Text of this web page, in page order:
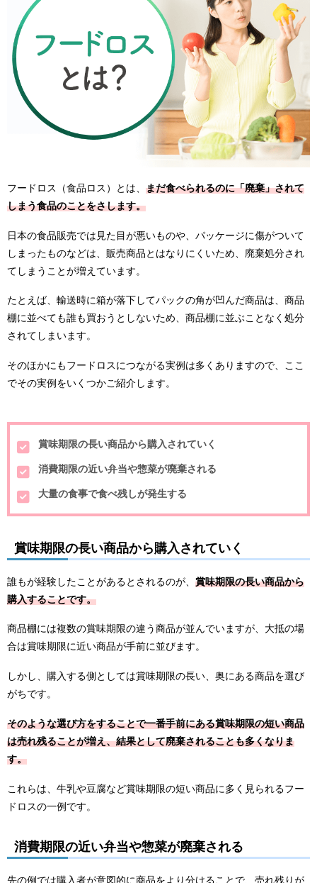
フードロス（食品ロス）とは、 まだ食べられるのに「廃棄」されて
しまう食品のことをさします。
日本の食品販売では見た目が悪いものや、パッケージに傷がついて
しまったものなどは、販売商品とはなりにくいため、廃棄処分され
てしまうことが増えています。
たとえば、輸送時に箱が落下してパックの角が凹んだ商品は、商品
棚に並べても誰も買おうとしないため、商品棚に並ぶことなく処分
されてしまいます。
そのほかにもフードロスにつながる実例は多くありますので、ここ
でその実例をいくつかご紹介します。
賞味期限の長い商品から購入されていく
消費期限の近い弁当や惣菜が廃棄される
大量の食事で食べ残しが発生する
賞味期限の長い商品から購入されていく
誰もが経験したことがあるとされるのが、 賞味期限の長い商品から
購入することです。
商品棚には複数の賞味期限の違う商品が並んでいますが、大抵の場
合は賞味期限に近い商品が手前に並びます。
しかし、購入する側としては賞味期限の長い、奥にある商品を選び
がちです。
そのような選び方をすることで一番手前にある賞味期限の短い商品
は売れ残ることが増え、結果として廃棄されることも多くなりま
す。
これらは、牛乳や豆腐など賞味期限の短い商品に多く見られるフー
ドロスの一例です。
消費期限の近い弁当や惣菜が廃棄される
先の例では購入者が意図的に商品をより分けることで、売れ残りが